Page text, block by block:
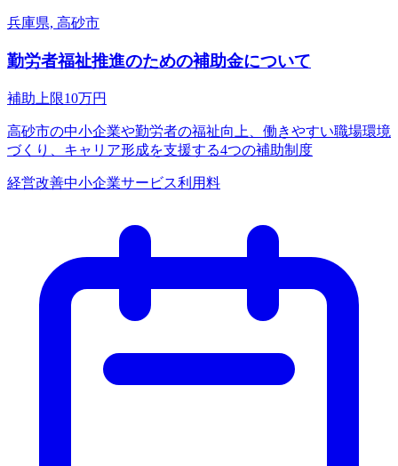
兵庫県, 高砂市
勤労者福祉推進のための補助金について
補助上限10万円
高砂市の中小企業や勤労者の福祉向上、働きやすい職場環境
づくり、キャリア形成を支援する4つの補助制度
経営改善中小企業サービス利用料